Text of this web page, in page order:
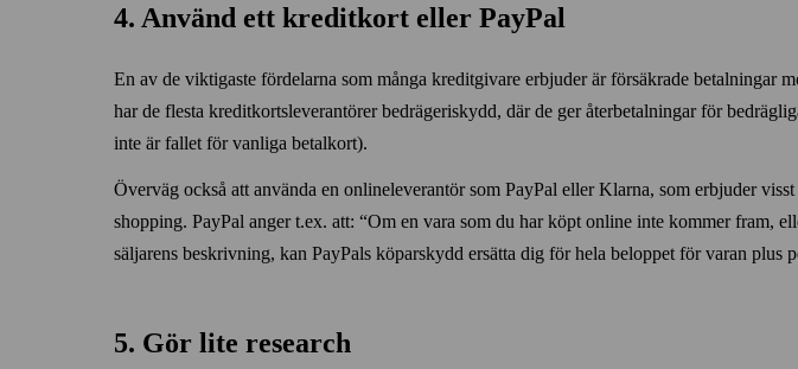
4. Använd ett kredit­kort eller PayPal
En av de viktigaste fördelarna som många kreditgivare erbjuder är försäkrade betalningar
har de flesta kredit­kortsleverantörer bedrägeriskydd, där de ger återbetalningar för
inte är fallet för vanliga betalkort).
Överväg också att använda en onlineleverantör som PayPal eller Klarna, som erbjuder
shopping. PayPal anger t.ex. att:
Om en vara som du har köpt online inte kommer fram,
säljarens beskrivning, kan PayPals köparskydd ersätta dig för hela beloppet för varan plus
5. Gör lite research